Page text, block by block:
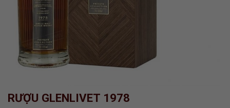
RƯỢU GLENLIVET 1978